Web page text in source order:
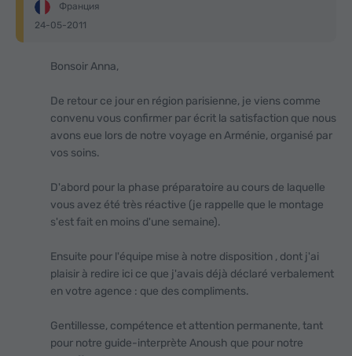
Франция
24-05-2011
Bonsoir Anna,
De retour ce jour en région parisienne, je viens comme
convenu vous confirmer par écrit la satisfaction que nous
avons eue lors de notre voyage en Arménie, organisé par
vos soins.
D'abord pour la phase préparatoire au cours de laquelle
vous avez été très réactive (je rappelle que le montage
s'est fait en moins d'une semaine).
Ensuite pour l'équipe mise à notre disposition , dont j'ai
plaisir à redire ici ce que j'avais déjà déclaré verbalement
en votre agence : que des compliments.
Gentillesse, compétence et attention permanente, tant
pour notre guide-interprète Anoush que pour notre